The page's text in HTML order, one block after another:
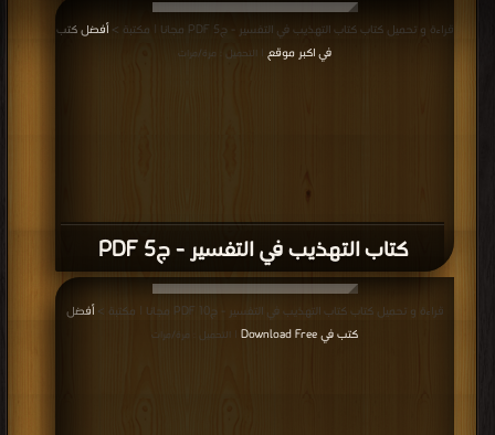
كتاب التهذيب في التفسير - ج5 PDF
قراءة و تحميل كتاب كتاب التهذيب في التفسير - ج5 PDF مجانا | مكتبة >
أفضل كتب
في اكبر موقع
| التحميل : مرة/مرات
قراءة و تحميل كتاب كتاب التهذيب في التفسير - ج10 PDF مجانا | مكتبة >
أفضل
كتب في Download Free
| التحميل : مرة/مرات